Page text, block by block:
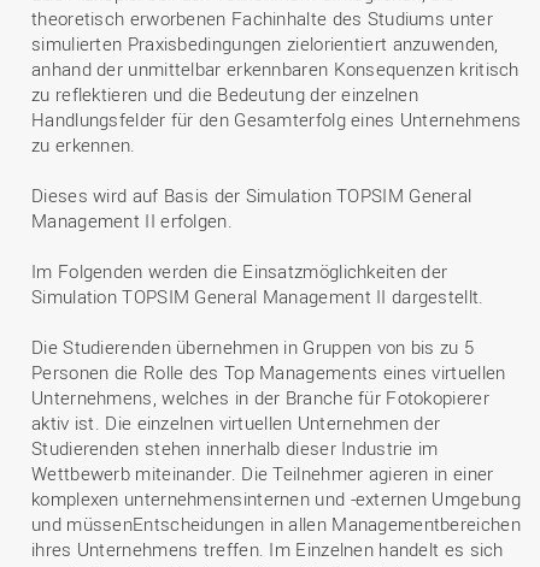
theoretisch erworbenen Fachinhalte des Studiums unter
simulierten Praxisbedingungen zielorientiert anzuwenden,
anhand der unmittelbar erkennbaren Konsequenzen kritisch
zu reflektieren und die Bedeutung der einzelnen
Handlungsfelder für den Gesamterfolg eines Unternehmens
zu erkennen.
Dieses wird auf Basis der Simulation TOPSIM General
Management II erfolgen.
Im Folgenden werden die Einsatzmöglichkeiten der
Simulation TOPSIM General Management II dargestellt.
Die Studierenden übernehmen in Gruppen von bis zu 5
Personen die Rolle des Top Managements eines virtuellen
Unternehmens, welches in der Branche für Fotokopierer
aktiv ist. Die einzelnen virtuellen Unternehmen der
Studierenden stehen innerhalb dieser Industrie im
Wettbewerb miteinander. Die Teilnehmer agieren in einer
komplexen unternehmensinternen und -externen Umgebung
und müssenEntscheidungen in allen Managementbereichen
ihres Unternehmens treffen. Im Einzelnen handelt es sich